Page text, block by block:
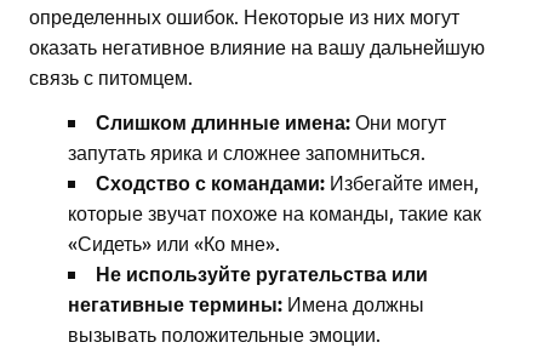
определенных ошибок. Некоторые из них могут
оказать негативное влияние на вашу дальнейшую
связь с питомцем.
Слишком длинные имена: Они могут
запутать ярика и сложнее запомниться.
Сходство с командами: Избегайте имен,
которые звучат похоже на команды, такие как
«Сидеть» или «Ко мне».
Не используйте ругательства или
негативные термины: Имена должны
вызывать положительные эмоции.